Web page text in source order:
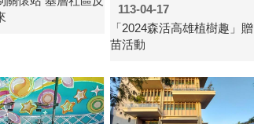
113-04-17
「2024森活高雄植樹趣」贈
苗活動